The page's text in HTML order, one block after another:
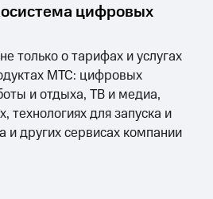
цифровых
только о тарифах и услугах
МТС: цифровых
и отдыха, ТВ и медиа,
технологиях для запуска и
и других сервисах компании